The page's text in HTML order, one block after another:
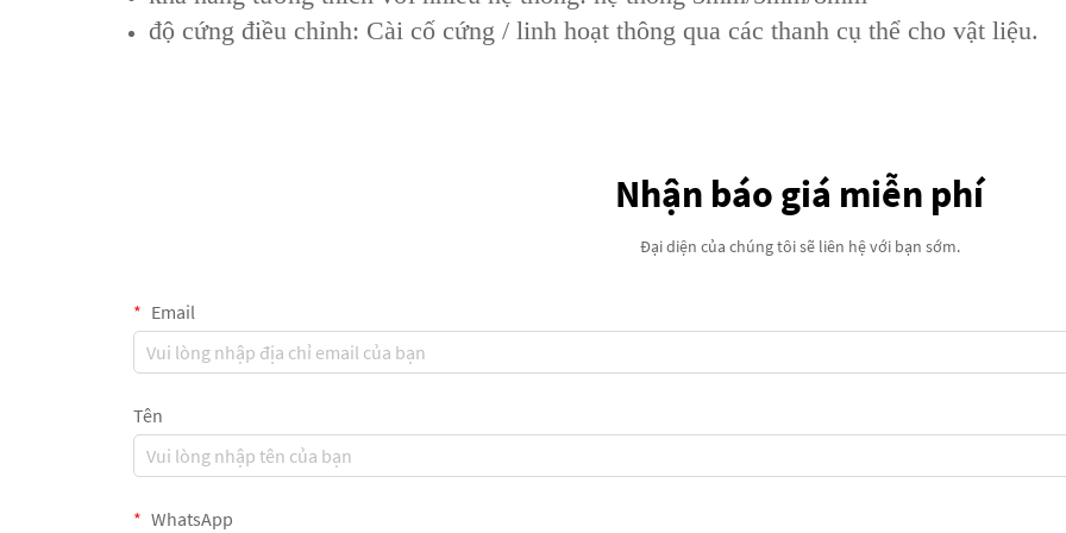
độ cứng điều chỉnh: Cài cố cứng / linh hoạt thông qua các thanh cụ thể cho vật liệu.
Nhận báo giá miễn phí
Đại diện của chúng tôi sẽ liên hệ với bạn sớm.
Email
Tên
WhatsApp